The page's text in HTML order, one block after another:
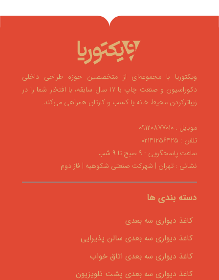
ویکتوریا با مجموعه‌ای از متخصصین حوزه طراحی داخلی
دکوراسیون و صنعت چاپ با ۱۷ سال سابقه، با افتخار شما را در
زیباترکردن محیط خانه یا کسب و کارتان همراهی می‌کند.
موبایل : ۰۹۱۲۰۸۷۷۰۱۰
تلفن : ۰۲۱۴۱۲۵۶۴۲۵
ساعت پاسخگویی : ۹ صبح تا ۹ شب
نشانی : تهران | شهرکت صنعتی شکوهیه | فاز دوم
دسته بندی ها
کاغذ دیواری سه بعدی
کاغذ دیواری سه بعدی سالن پذیرایی
کاغذ دیواری سه بعدی اتاق خواب
کاغذ دیواری سه بعدی پشت تلویزیون